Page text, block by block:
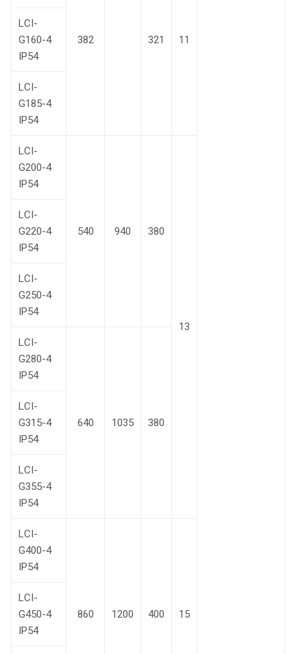
382 321 11
LCI-
G160-4
IP54
LCI-
G185-4
IP54
LCI-
G200-4
IP54
540 940 380
13
LCI-
G220-4
IP54
LCI-
G250-4
IP54
LCI-
G280-4
IP54
640 1035 380
LCI-
G315-4
IP54
LCI-
G355-4
IP54
LCI-
G400-4
IP54
860 1200 400 15
LCI-
G450-4
IP54